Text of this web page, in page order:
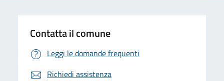
Contatta il comune
Leggi le domande frequenti
Richiedi assistenza